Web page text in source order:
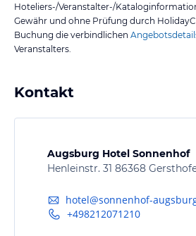
Hoteliers-/Veranstalter-/
Gewähr und ohne Prüfung durch
Buchung die verbindlichen
Veranstalters.
Kontakt
Augsburg Hotel Sonnenhof
Henleinstr. 31 86368
hotel@sonnenhof-
+498212071210